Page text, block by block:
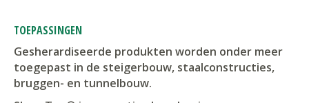
TOEPASSINGEN
Gesherardiseerde produkten worden onder meer
toegepast in de steigerbouw, staalconstructies,
bruggen- en tunnelbouw.